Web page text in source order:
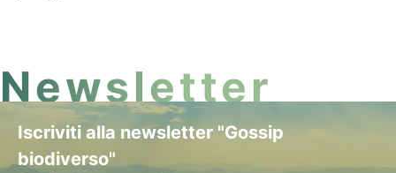
Newsletter
Iscriviti alla newsletter "Gossip
biodiverso"